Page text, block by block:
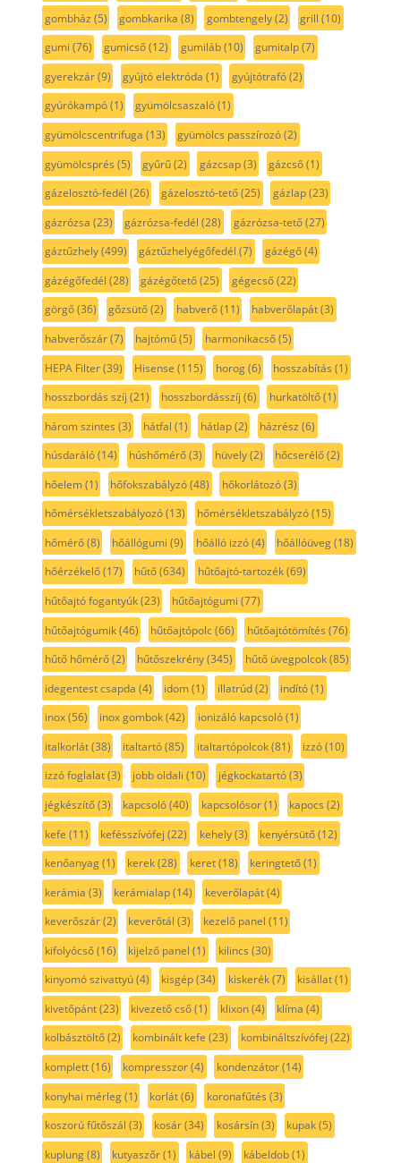
gombház (5) gombkarika (8) gombtengely(2) grill (10)
gumi (76) gumicső(12) gumiláb(10) gumitalp(7)
gyerekzár(9) gyújtó elektróda (1) gyújtótrafó(2)
gyúrókampó(1) gyümölcsaszaló(1)
gyümölcscentrifuga (13) gyümölcs passzírozó(2)
gyümölcsprés (5) gyűrű(2) gázcsap(3) gázcső(1)
gázelosztó-fedél (26) gázelosztó-tető(25) gázlap(23)
gázrózsa (23) gázrózsa-fedél (28) gázrózsa-tető(27)
gáztűzhely(499) gáztűzhelyégőfedél (7) gázégő(4)
gázégőfedél (28) gázégőtető(25) gégecső(22)
görgő(36) gőzsütő(2) habverő(11) habverőlapát(3)
habverőszár(7) hajtómű(5) harmonikacső(5)
HEPA Filter(39) Hisense (115) horog(6) hosszabítás (1)
hosszbordás szíj (21) hosszbordásszíj (6) hurkatöltő(1)
három szintes (3) hátfal (1) hátlap(2) házrész (6)
húsdaráló(14) húshőmérő(3) hüvely(2) hőcserélő(2)
hőelem(1) hőfokszabályzó(48) hőkorlátozó(3)
hőmérsékletszabályozó(13) hőmérsékletszabályzó(15)
hőmérő(8) hőállógumi (9) hőálló izzó(4) hőállóüveg(18)
hőérzékelő(17) hűtő(634) hűtőajtó-tartozék(69)
hűtőajtó fogantyúk(23) hűtőajtógumi (77)
hűtőajtógumik(46) hűtőajtópolc(66) hűtőajtótömítés (76)
hűtő hőmérő(2) hűtőszekrény(345) hűtő üvegpolcok(85)
idegentest csapda (4) idom(1) illatrúd(2) indító(1)
inox(56) inox gombok(42) ionizáló kapcsoló(1)
italkorlát(38) italtartó(85) italtartópolcok(81) izzó(10)
izzó foglalat(3) jobb oldali (10) jégkockatartó(3)
jégkészítő(3) kapcsoló(40) kapcsolósor(1) kapocs (2)
kefe (11) kefésszívófej (22) kehely(3) kenyérsütő(12)
kenőanyag(1) kerek(28) keret(18) keringtető(1)
kerámia (3) kerámialap(14) keverőlapát(4)
keverőszár(2) keverőtál (3) kezelő panel (11)
kifolyócső(16) kijelző panel (1) kilincs (30)
kinyomó szivattyú(4) kisgép(34) kiskerék(7) kisállat(1)
kivetőpánt(23) kivezető cső(1) klixon(4) klíma (4)
kolbásztöltő(2) kombinált kefe (23) kombináltszívófej (22)
komplett(16) kompresszor(4) kondenzátor(14)
konyhai mérleg(1) korlát(6) koronafűtés (3)
koszorú fűtőszál (3) kosár(34) kosársín(3) kupak(5)
kuplung(8) kutyaszőr(1) kábel (9) kábeldob(1)